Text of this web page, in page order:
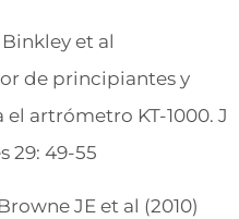
et al
de principiantes y
artrómetro KT-1000. J
29: 49-55
JE et al (2010)